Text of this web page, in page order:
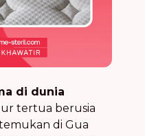
di dunia
tertua berusia
di Gua